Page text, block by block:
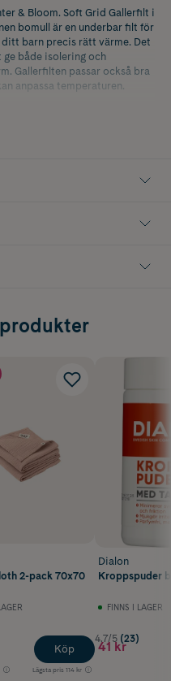
& Bloom. Soft Grid Gallerfilt i
bomull är en underbar filt för
ditt barn precis rätt värme. Det
både isolering och
Gallerfilten passar också bra
anpassa temperaturen.
för människorna i
bomull
2-pack 70x70
Lägsta pris 114 kr
Köp
Dialon
Kroppspuder
FINNS I LAGER
4.7/5 (23)
41 kr